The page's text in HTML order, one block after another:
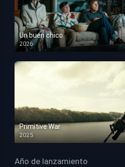
Un buen chico
2026
HD 1080p
Primitive War
2025
HD 1080p
Año de lanzamiento